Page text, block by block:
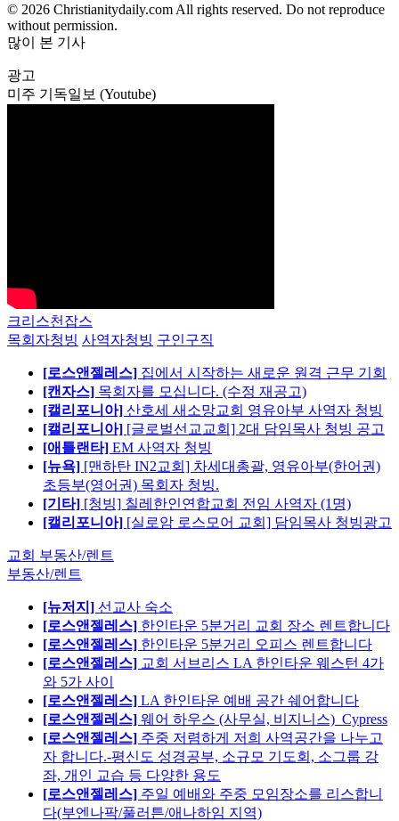
© 2026 Christianitydaily.com All rights reserved. Do not reproduce
without permission.
많이 본 기사
광고
미주 기독일보 (Youtube)
크리스천잡스
목회자청빙 사역자청빙 구인구직
[로스앤젤레스] 집에서 시작하는 새로운 원격 근무 기회
[캔자스] 목회자를 모십니다. (수정 재공고)
[캘리포니아] 산호세 새소망교회 영유아부 사역자 청빙
[캘리포니아] [글로벌선교교회] 2대 담임목사 청빙 공고
[애틀랜타] EM 사역자 청빙
[뉴욕] [맨하탄 IN2교회] 차세대총괄, 영유아부(한어권)
초등부(영어권) 목회자 청빙.
[기타] [청빙] 칠레한인연합교회 전임 사역자 (1명)
[캘리포니아] [실로암 로스모어 교회] 담임목사 청빙광고
교회 부동산/렌트
부동산/렌트
[뉴저지] 선교사 숙소
[로스앤젤레스] 한인타운 5분거리 교회 장소 렌트합니다
[로스앤젤레스] 한인타운 5분거리 오피스 렌트합니다
[로스앤젤레스] 교회 서브리스 LA 한인타운 웨스턴 4가
와 5가 사이
[로스앤젤레스] LA 한인타운 예배 공간 쉐어합니다
[로스앤젤레스] 웨어 하우스 (사무실, 비지니스)_Cypress
[로스앤젤레스] 주중 저렴하게 저희 사역공간을 나누고
자 합니다.-평신도 성경공부, 소규모 기도회, 소그룹 강
좌, 개인 교습 등 다양한 용도
[로스앤젤레스] 주일 예배와 주중 모임장소를 리스합니
다(부엔나팍/풀러튼/애나하임 지역)